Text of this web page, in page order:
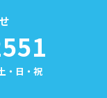
・日・祝